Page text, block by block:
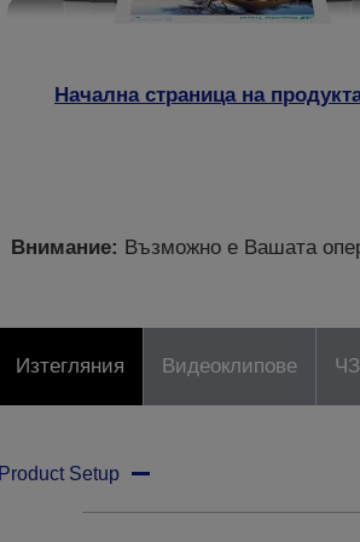
Начална страница на
Внимание: Възможно е Вашата
Изтегляния Видеоклипове
Product Setup